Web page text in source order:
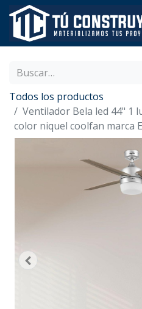
Todos los productos
Ventilador Bela led 44" 1
color niquel coolfan marca